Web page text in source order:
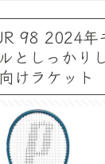
98 2024年
としっかり
けラケット